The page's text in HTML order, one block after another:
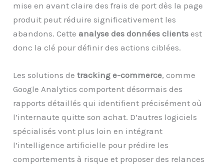
mise en avant claire des frais de port dès la page
produit peut réduire significativement les
abandons. Cetteanalyse des données clients est
donc la clé pour définir des actions ciblées.
Les solutions detracking e-commerce, comme
Google Analytics comportent désormais des
rapports détaillés qui identifient précisément où
l’internaute quitte son achat. D’autres logiciels
spécialisés vont plus loin en intégrant
l’intelligence artificielle pour prédire les
comportements à risque et proposer des relances